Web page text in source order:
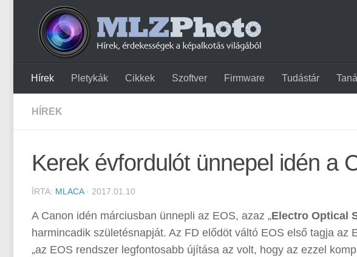
Hírek Pletykák Cikkek Szoftver Firmware Tudástár
HÍREK
Kerek évfordulót ünnepel idén a
ÍRTA: MLACA· 2017.01.10
A Canon idén márciusban ünnepli az EOS, azaz „Electro Optical
harmincadik születésnapját. Az FD elődöt váltó EOS első tagja az
„az EOS rendszer legfontosabb újítása az volt, hogy az ezzel